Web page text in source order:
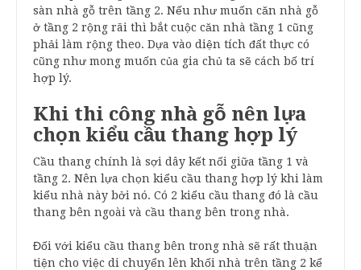
sàn nhà gỗ trên tầng 2. Nếu như muốn căn nhà gỗ
ở tầng 2 rộng rãi thì bắt cuộc căn nhà tầng 1 cũng
phải làm rộng theo. Dựa vào diện tích đất thực có
cũng như mong muốn của gia chủ ta sẽ cách bố trí
hợp lý.
Khi thi công nhà gỗ nên lựa
chọn kiểu cầu thang hợp lý
Cầu thang chính là sợi dây kết nối giữa tầng 1 và
tầng 2. Nên lựa chọn kiểu cầu thang hợp lý khi làm
kiểu nhà này bởi nó. Có 2 kiểu cầu thang đó là cầu
thang bên ngoài và cầu thang bên trong nhà.
Đối với kiểu cầu thang bên trong nhà sẽ rất thuận
tiện cho việc di chuyển lên khối nhà trên tầng 2 kể